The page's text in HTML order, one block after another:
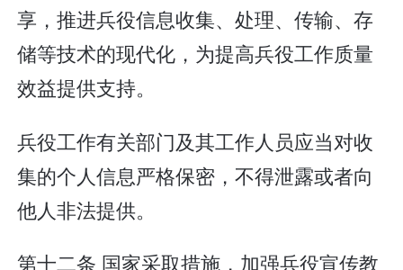
享，推进兵役信息收集、处理、传输、存
储等技术的现代化，为提高兵役工作质量
效益提供支持。
兵役工作有关部门及其工作人员应当对收
集的个人信息严格保密，不得泄露或者向
他人非法提供。
第十二条 国家采取措施，加强兵役宣传教